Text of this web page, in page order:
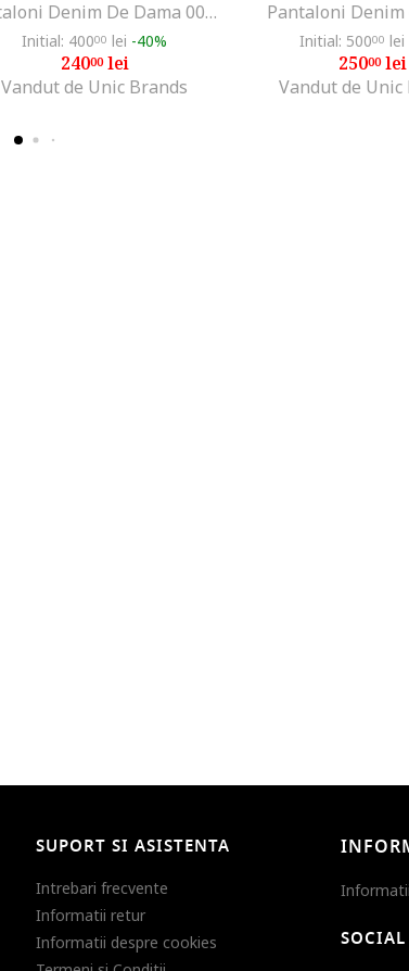
Pantaloni Denim De Dama 003570227
Initial: 40000 lei -40%
24000lei
Vandut de Unic Brands
Pantaloni Denim
Initial: 50000 lei
25000lei
Vandut de Unic
SUPORT SI ASISTENTA
Intrebari frecvente
Informatii retur
Informatii despre cookies